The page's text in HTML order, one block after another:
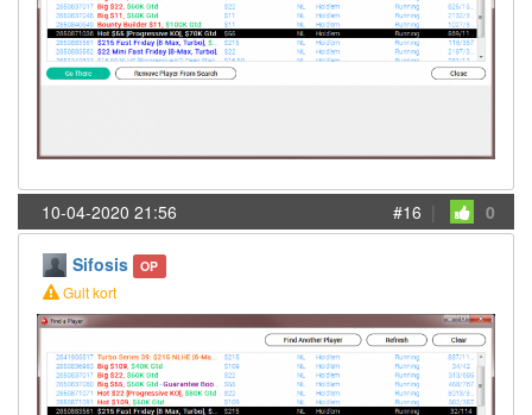
10-04-2020 21:56 #16 | 0
Sifosis OP
Gult kort